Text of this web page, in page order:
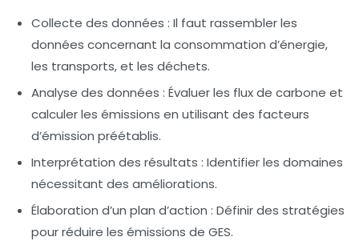
Collecte des données : Il faut rassembler les
données concernant la consommation d’énergie,
les transports, et les déchets.
Analyse des données : Évaluer les flux de carbone et
calculer les émissions en utilisant des facteurs
d’émission préétablis.
Interprétation des résultats : Identifier les domaines
nécessitant des améliorations.
Élaboration d’un plan d’action : Définir des stratégies
pour réduire les émissions de GES.